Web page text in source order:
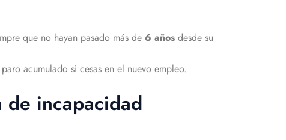
que no hayan pasado más de 6 años desde su
acumulado si cesas en el nuevo empleo.
de incapacidad